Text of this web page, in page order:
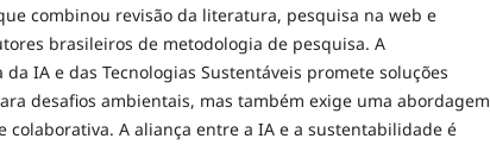
combinou revisão da literatura, pesquisa na web e
brasileiros de metodologia de pesquisa. A
da IA e das Tecnologias Sustentáveis promete soluções
desafios ambientais, mas também exige uma abordagem
colaborativa. A aliança entre a IA e a sustentabilidade é